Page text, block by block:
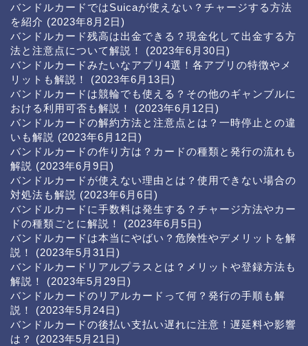
バンドルカードではSuicaが使えない？チャージする方法
を紹介 (2023年8月2日)
バンドルカード残高は出金できる？現金化して出金する方
法と注意点について解説！
(2023年6月30日)
バンドルカードみたいなアプリ4選！各アプリの特徴やメ
リットも解説！
(2023年6月13日)
バンドルカードは競輪でも使える？その他のギャンブルに
おける利用可否も解説！
(2023年6月12日)
バンドルカードの解約方法と注意点とは？一時停止との違
いも解説 (2023年6月12日)
バンドルカードの作り方は？カードの種類と発行の流れも
解説 (2023年6月9日)
バンドルカードが使えない理由とは？使用できない場合の
対処法も解説 (2023年6月6日)
バンドルカードに手数料は発生する？チャージ方法やカー
ドの種類ごとに解説！
(2023年6月5日)
バンドルカードは本当にやばい？危険性やデメリットを解
説！
(2023年5月31日)
バンドルカードリアルプラスとは？メリットや登録方法も
解説！
(2023年5月29日)
バンドルカードのリアルカードって何？発行の手順も解
説！
(2023年5月24日)
バンドルカードの後払い支払い遅れに注意！遅延料や影響
は？
(2023年5月21日)